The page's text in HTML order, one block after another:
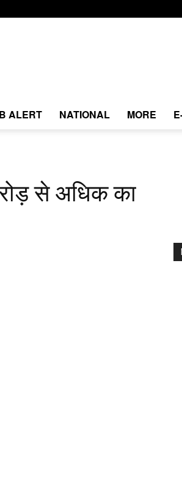
ALERT NATIONAL MORE
से अधिक का